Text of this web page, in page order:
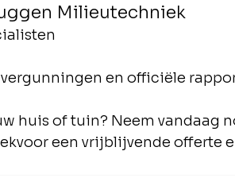
Milieutechniek
en officiële
huis of tuin? Neem vandaag
een vrijblijvende offerte